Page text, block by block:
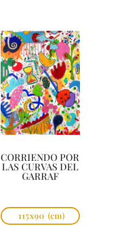
CORRIENDO POR
LAS CURVAS DEL
GARRAF
115x90 (cm)